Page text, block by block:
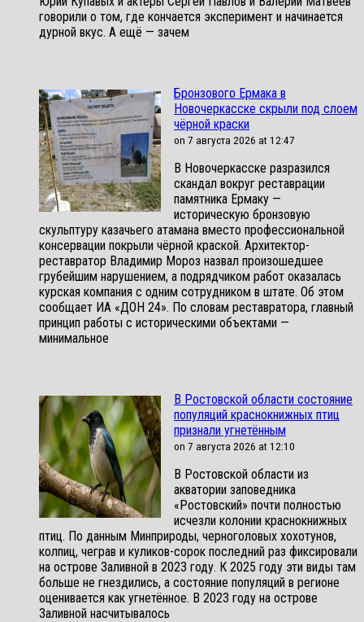
говорили о том, где кончается эксперимент и начинается
дурной вкус. А ещё — зачем
Бронзового Ермака в
Новочеркасске скрыли под слоем
чёрной краски
on 7 августа 2026 at 12:47
В Новочеркасске разразился
скандал вокруг реставрации
памятника Ермаку —
историческую бронзовую
скульптуру казачьего атамана вместо профессиональной
консервации покрыли чёрной краской. Архитектор-
реставратор Владимир Мороз назвал произошедшее
грубейшим нарушением, а подрядчиком работ оказалась
курская компания с одним сотрудником в штате. Об этом
сообщает ИА «ДОН 24». По словам реставратора, главный
принцип работы с историческими объектами —
минимальное
В Ростовской области состояние
популяций краснокнижных птиц
признали угнетённым
on 7 августа 2026 at 12:10
В Ростовской области из
акватории заповедника
«Ростовский» почти полностью
исчезли колонии краснокнижных
птиц. По данным Минприроды, черноголовых хохотунов,
колпиц, чеграв и куликов-сорок последний раз фиксировали
на острове Заливной в 2023 году. К 2025 году эти виды там
больше не гнездились, а состояние популяций в регионе
оценивается как угнетённое. В 2023 году на острове
Заливной насчитывалось